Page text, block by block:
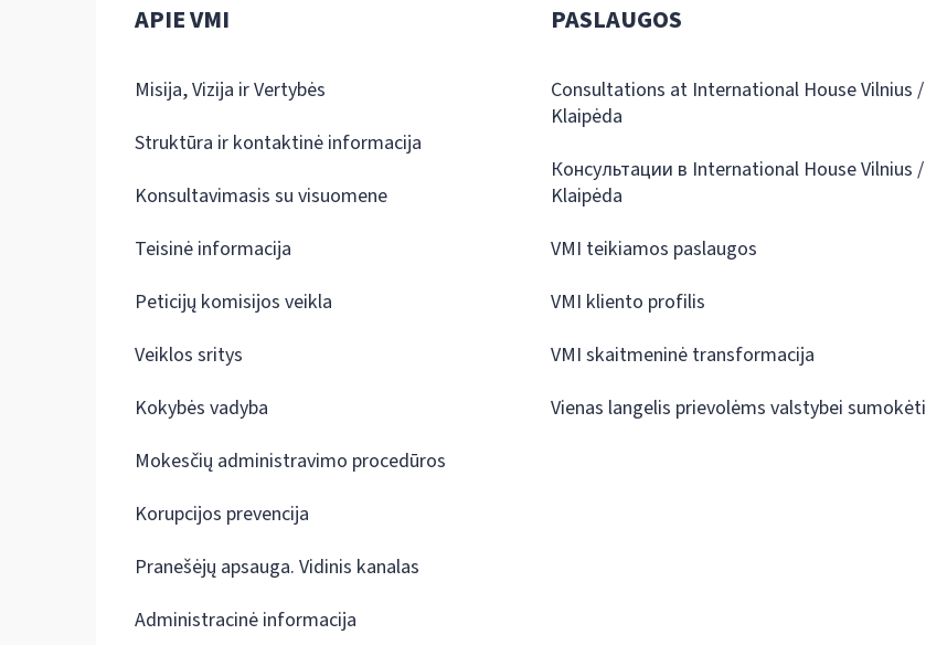
APIE VMI
Misija, Vizija ir Vertybės
Struktūra ir kontaktinė informacija
Konsultavimasis su visuomene
Teisinė informacija
Peticijų komisijos veikla
Veiklos sritys
Kokybės vadyba
Mokesčių administravimo procedūros
Korupcijos prevencija
Pranešėjų apsauga. Vidinis kanalas
Administracinė informacija
PASLAUGOS
Consultations at International House Vilnius /
Klaipėda
Консультации в International House Vilnius /
Klaipėda
VMI teikiamos paslaugos
VMI kliento profilis
VMI skaitmeninė transformacija
Vienas langelis prievolėms valstybei sumokėti